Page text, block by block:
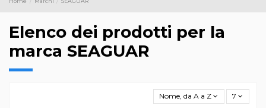
Elenco dei prodotti per la
marca SEAGUAR
Nome, da A a Z 7